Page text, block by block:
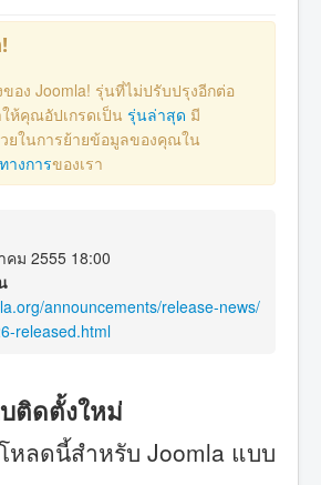
อง Joomla! รุ่นที่ไม่ปรับปรุงอีกต่อ
ห้คุณอัปเกรดเป็น รุ่นล่าสุด มี
ยในการย้ายข้อมูลของคุณใน
างการของเรา
ม 2555 18:00
announcements/release-news/
released.html
ติดตั้งใหม่
หลดนี้สำหรับ Joomla แบบ